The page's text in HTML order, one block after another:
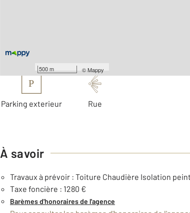
500 m ©Mappy
P
Parking exterieur Rue
À savoir
Travaux à prévoir : Toiture Chaudière Isolation
Taxe foncière : 1280 €
Barèmes d'honoraires de l'agence